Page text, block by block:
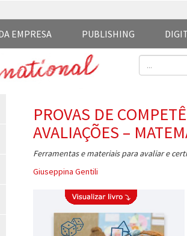
PUBLISHING
EMPRESA
PROVAS DE
AVALIAÇÕES –
Ferramentas e materiais para avaliar e
Giuseppina Gentili